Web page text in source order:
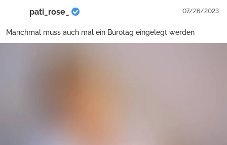
pati_rose_ 07/26/2023
Manchmal muss auch mal ein Bürotag eingelegt werden